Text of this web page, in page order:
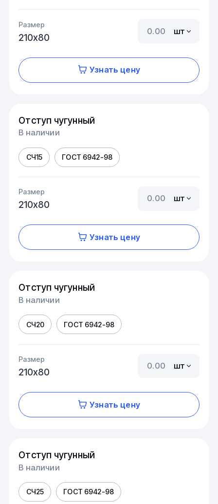
Размер
210х80
шт
Узнать цену
Отступ чугунный
В наличии
СЧ15 ГОСТ 6942-98
Размер
210х80
шт
Узнать цену
Отступ чугунный
В наличии
СЧ20 ГОСТ 6942-98
Размер
210х80
шт
Узнать цену
Отступ чугунный
В наличии
СЧ25 ГОСТ 6942-98